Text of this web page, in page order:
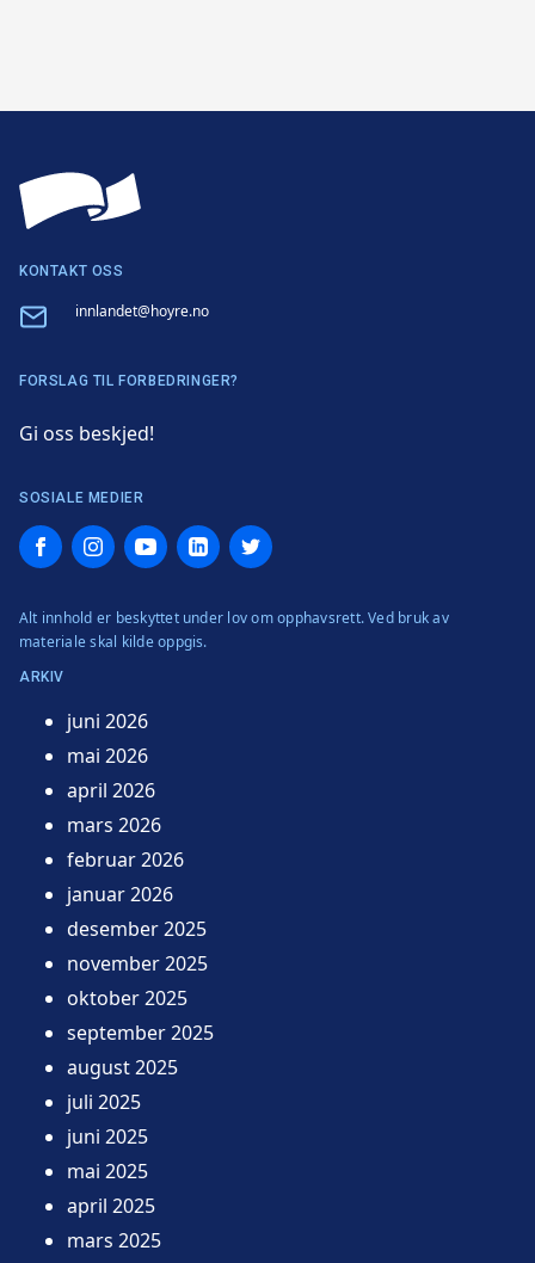
KONTAKT OSS
Email innlandet@hoyre.no
FORSLAG TIL FORBEDRINGER?
Gi oss beskjed!
SOSIALE MEDIER
FacebookInstagramYouTubeLinkedInTwitter
Alt innhold er beskyttet under lov om opphavsrett. Ved bruk av
materiale skal kilde oppgis.
ARKIV
juni 2026
mai 2026
april 2026
mars 2026
februar 2026
januar 2026
desember 2025
november 2025
oktober 2025
september 2025
august 2025
juli 2025
juni 2025
mai 2025
april 2025
mars 2025